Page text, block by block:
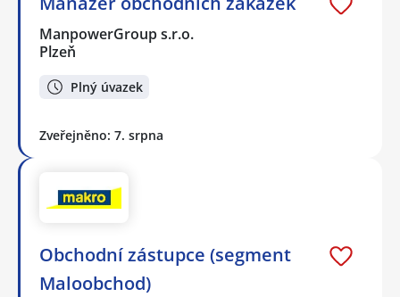
ManpowerGroup s.r.o.
Plzeň
Plný úvazek
Zveřejněno: 7. srpna
Obchodní zástupce (segment
Maloobchod)